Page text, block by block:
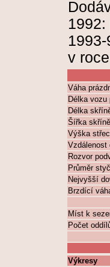
v
Váha
Délka
Délka
Šířka skříně
Výška
Vzdálenost
Rozvor
Průměr
Nejvyšší
Brzdící
Míst k
Počet
Výkresy